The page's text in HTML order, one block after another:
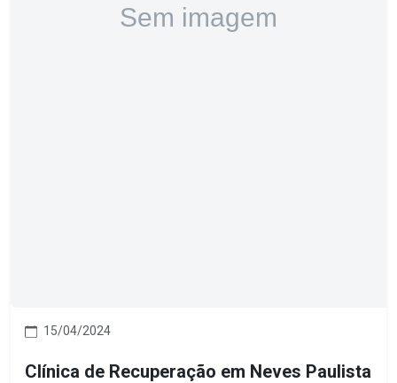
15/04/2024
Clínica de Recuperação em Neves Paulista